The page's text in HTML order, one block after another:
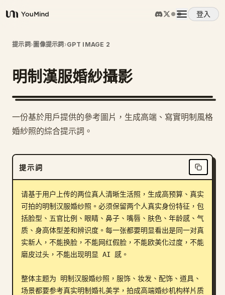
YouMind
登入
概覽
使用案例
定價
下載
部落格
提示詞› 圖像提示詞 ›GPT IMAGE 2
明制漢服婚紗攝影
一份基於用戶提供的參考圖片，生成高端、寫實明制風格
婚紗照的綜合提示詞。
提示詞
请基于用户上传的两位真人清晰生活照，生成高预算、真实
可拍的明制汉服婚纱照。必须保留两个人真实身份特征，包
括脸型、五官比例、眼睛、鼻子、嘴唇、肤色、年龄感、气
质、身高体型差和辨识度。每一张都要明显看出是同一对真
实新人，不能换脸，不能网红假脸，不能欧美化过度，不能
磨皮过头，不能出现明显 AI 感。
整体主题为 明制汉服婚纱照，服饰、妆发、配饰、道具、
场景都要参考真实明制婚礼美学，拍成高端婚纱机构样片质